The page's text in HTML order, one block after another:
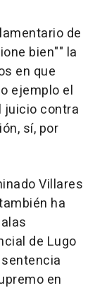
de
bien"" la
en que
ejemplo el
juicio contra
sí, por
Villares
ha
de Lugo
en